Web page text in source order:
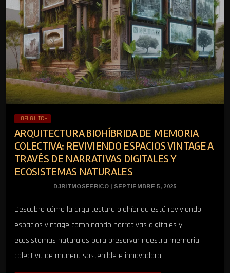
LOFI GLITCH
ARQUITECTURA BIOHÍBRIDA DE MEMORIA
COLECTIVA: REVIVIENDO ESPACIOS VINTAGE A
TRAVÉS DE NARRATIVAS DIGITALES Y
ECOSISTEMAS NATURALES
DJRITMOSFERICO | SEPTIEMBRE 5, 2025
Descubre cómo la arquitectura biohíbrida está reviviendo
espacios vintage combinando narrativas digitales y
ecosistemas naturales para preservar nuestra memoria
colectiva de manera sostenible e innovadora.